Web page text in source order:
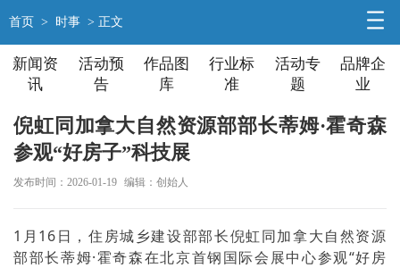
首页 > 时事 > 正文
新闻资
讯
活动预
告
作品图
库
行业标
准
活动专
题
品牌企
业
倪虹同加拿大自然资源部部长蒂姆·霍奇森
参观“好房子”科技展
发布时间：2026-01-19 编辑：创始人
1月16日，住房城乡建设部部长倪虹同加拿大自然资源
部部长蒂姆·霍奇森在北京首钢国际会展中心参观“好房